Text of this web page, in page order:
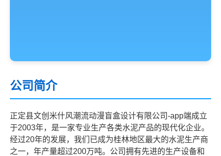
公司简介
正定县文创米什风潮流动漫盲盒设计有限公司-app端成立
于2003年，是一家专业生产各类水泥产品的现代化企业。
经过20年的发展，我们已成为桂林地区最大的水泥生产商
之一，年产量超过200万吨。公司拥有先进的生产设备和